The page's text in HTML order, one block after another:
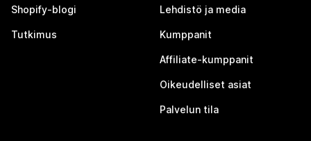
Shopify-blogi
Tutkimus
Lehdistö ja media
Kumppanit
Affiliate-kumppanit
Oikeudelliset asiat
Palvelun tila